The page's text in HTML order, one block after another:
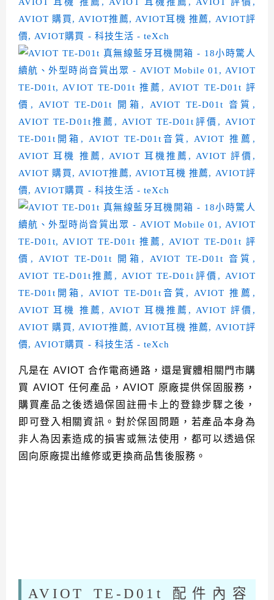
凡是在 AVIOT 合作電商通路，還是實體相關門市購
買 AVIOT 任何產品，AVIOT 原廠提供保固服務，
購買產品之後透過保固註冊卡上的登錄步驟之後，
即可登入相關資訊。對於保固問題，若產品本身為
非人為因素造成的損害或無法使用，都可以透過保
固向原廠提出維修或更換商品售後服務。
AVIOT TE-D01t 配件內容